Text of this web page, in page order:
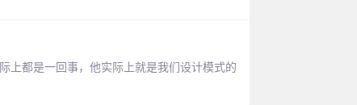
上都是一回事，他实际上就是我们设计模式的